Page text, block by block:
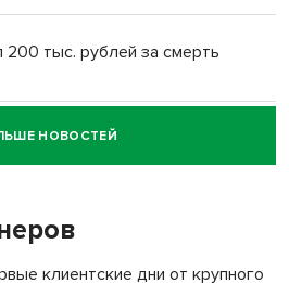
тыс. рублей за смерть
водителя за смерть
НОВОСТЕЙ
клиентские дни от крупного